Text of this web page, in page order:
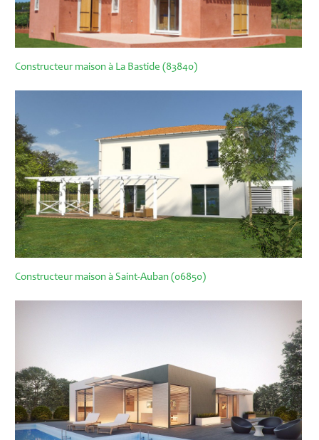
Constructeur maison à La Bastide (83840)
Constructeur maison à Saint-Auban (06850)